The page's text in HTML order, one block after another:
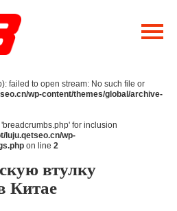
failed to open stream: No such file or
wp-content/themes/global/archive-
for inclusion
luju.qetseo.cn/wp-
on line 2
втулку
Китае